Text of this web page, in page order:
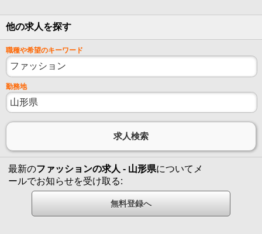
他の求人を探す
職種や希望のキーワード
勤務地
最新のファッションの求人 - 山形県についてメ
ールでお知らせを受け取る: